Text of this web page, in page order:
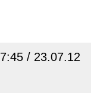
/ 23.07.12